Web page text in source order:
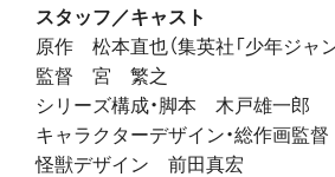
スタッフ／キャスト
原作 松本直也（集英社「少年ジャン
監督 宮 繁之
シリーズ構成・脚本 木戸雄一郎
キャラクターデザイン・総作画監
怪獣デザイン 前田真宏